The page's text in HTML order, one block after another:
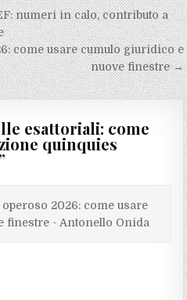
numeri in calo, contributo a
come usare cumulo giuridico e
nuove finestre →
esattoriali: come
quinquies
”
2026: come usare
finestre - Antonello Onida